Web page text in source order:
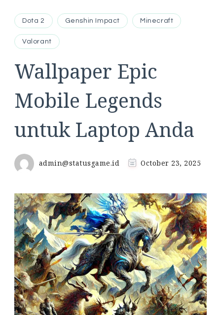
Dota 2 Genshin Impact Minecraft
Valorant
Wallpaper Epic
Mobile Legends
untuk Laptop Anda
admin@statusgame.id October 23, 2025